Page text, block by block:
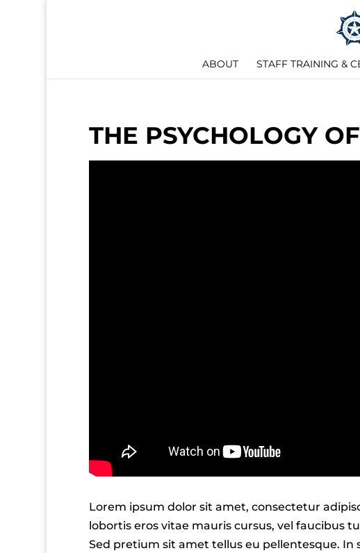
ABOUT STAFF TRAINING &
THE PSYCHOLOGY
Lorem ipsum dolor sit amet, consectetur
lobortis eros vitae mauris cursus, vel faucibus
Sed pretium sit amet tellus eu pellentesque.